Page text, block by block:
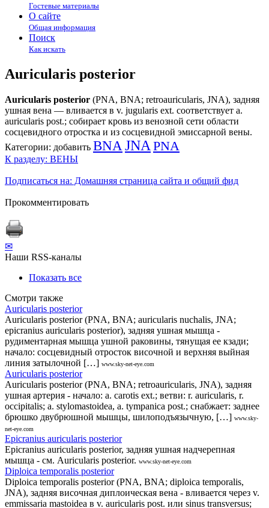
Гостевые материалы
О сайте
Общая информация
Поиск
Как искать
Auricularis posterior
Auricularis posterior (PNA, BNA; retroauricularis, JNA), задняя
ушная вена — вливается в v. jugularis ext. соответствует a.
auricularis post.; собирает кровь из венозной сети области
сосцевидного отростка и из сосцевидной эмиссарной вены.
Категории: добавить BNA JNA PNA
К разделу: ВЕНЫ
Подписаться на: Домашняя страница сайта и общий фид
Прокомментировать
✉
Наши RSS-каналы
Показать все
Смотри также
Auricularis posterior
Auricularis posterior (PNA, BNA; auricularis nuchalis, JNA;
epicranius auricularis posterior), задняя ушная мышца -
рудиментарная мышца ушной раковины, тянущая ее кзади;
начало: сосцевидный отросток височной и верхняя выйная
линия затылочной […] www.sky-net-eye.com
Auricularis posterior
Auricularis posterior (PNA, BNA; retroauricularis, JNA), задняя
ушная артерия - начало: a. carotis ext.; ветви: r. auricularis, r.
occipitalis; a. stylomastoidea, a. tympanica post.; снабжает: заднее
брюшко двубрюшной мышцы, шилоподъязычную, […] www.sky-
net-eye.com
Epicranius auricularis posterior
Epicranius auricularis posterior, задняя ушная надчерепная
мышца - см. Auricularis posterior. www.sky-net-eye.com
Diploica temporalis posterior
Diploica temporalis posterior (PNA, BNA; diploica temporalis,
JNA), задняя височная диплоическая вена - вливается через v.
emmissaria mastoidea в v. auricularis post. или sinus transversus;